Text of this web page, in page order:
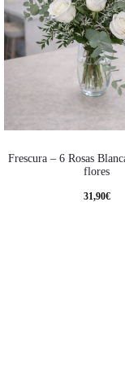
Frescura – 6 Rosas
flores
31,90€